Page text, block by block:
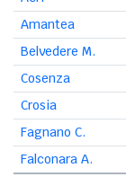
Amantea
Belvedere M.
Cosenza
Crosia
Fagnano C.
Falconara A.